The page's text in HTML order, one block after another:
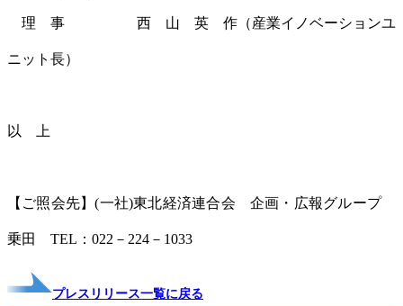
理 事 西 山 英 作（産業イノベーションユ
ニット長）
以 上
【ご照会先】(一社)東北経済連合会 企画・広報グループ
乗田 TEL：022－224－1033
プレスリリース一覧に戻る